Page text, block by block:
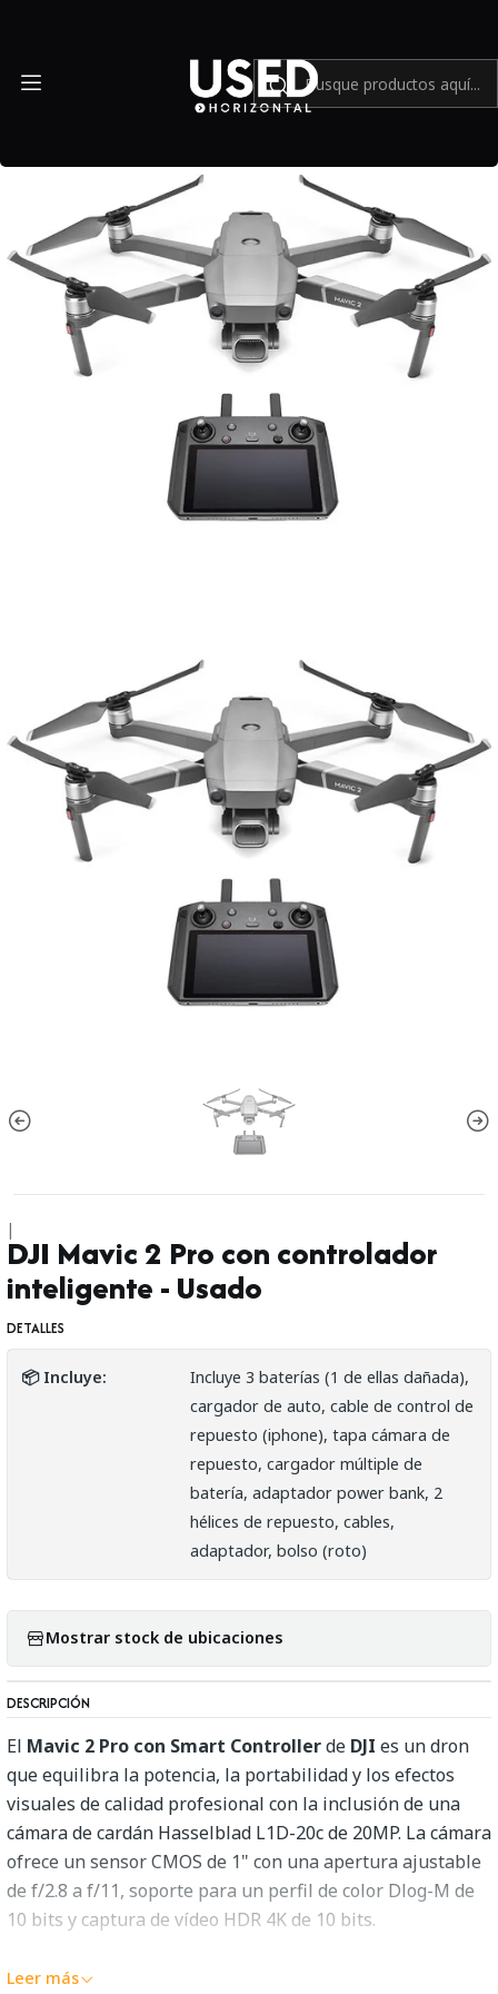
|
DJI Mavic 2 Pro con controlador
inteligente - Usado
DETALLES
📦 Incluye:
Incluye 3 baterías (1 de ellas dañada),
cargador de auto, cable de control de
repuesto (iphone), tapa cámara de
repuesto, cargador múltiple de
batería, adaptador power bank, 2
hélices de repuesto, cables,
adaptador, bolso (roto)
Mostrar stock de ubicaciones
DESCRIPCIÓN
El Mavic 2 Pro con Smart Controllerde DJI es un dron
que equilibra la potencia, la portabilidad y los efectos
visuales de calidad profesional con la inclusión de una
cámara de cardán Hasselblad L1D-20c de 20MP. La cámara
ofrece un sensor CMOS de 1" con una apertura ajustable
de f/2.8 a f/11, soporte para un perfil de color Dlog-M de
10 bits y captura de vídeo HDR 4K de 10 bits.
El Mavic 2 Pro utiliza un diseño de cuerpo aerodinámico
Leer más